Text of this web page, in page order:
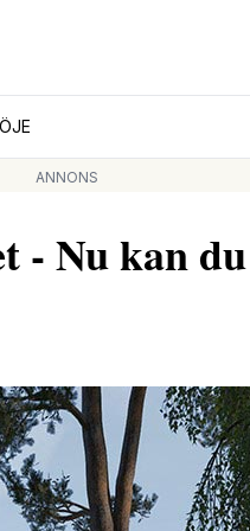
ANNONS
- Nu kan